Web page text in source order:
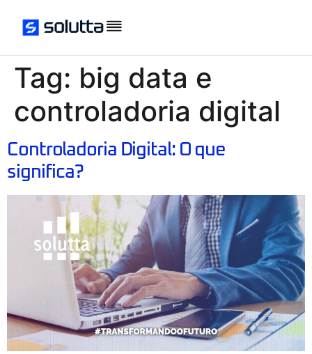
Tag: big data e
controladoria digital
Controladoria Digital: O que
significa?